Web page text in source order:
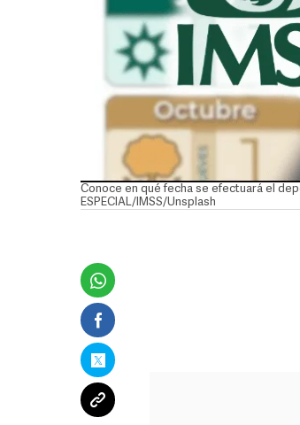
Conoce en qué fecha se efectuará el
ESPECIAL/IMSS/Unsplash